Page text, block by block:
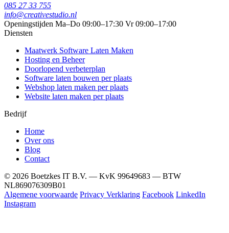
085 27 33 755
info@creativestudio.nl
Openingstijden Ma–Do 09:00–17:30 Vr 09:00–17:00
Diensten
Maatwerk Software Laten Maken
Hosting en Beheer
Doorlopend verbeterplan
Software laten bouwen per plaats
Webshop laten maken per plaats
Website laten maken per plaats
Bedrijf
Home
Over ons
Blog
Contact
© 2026 Boetzkes IT B.V. — KvK 99649683 — BTW
NL869076309B01
Algemene voorwaarde Privacy Verklaring Facebook LinkedIn
Instagram